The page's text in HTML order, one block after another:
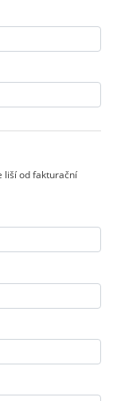
liší od fakturační